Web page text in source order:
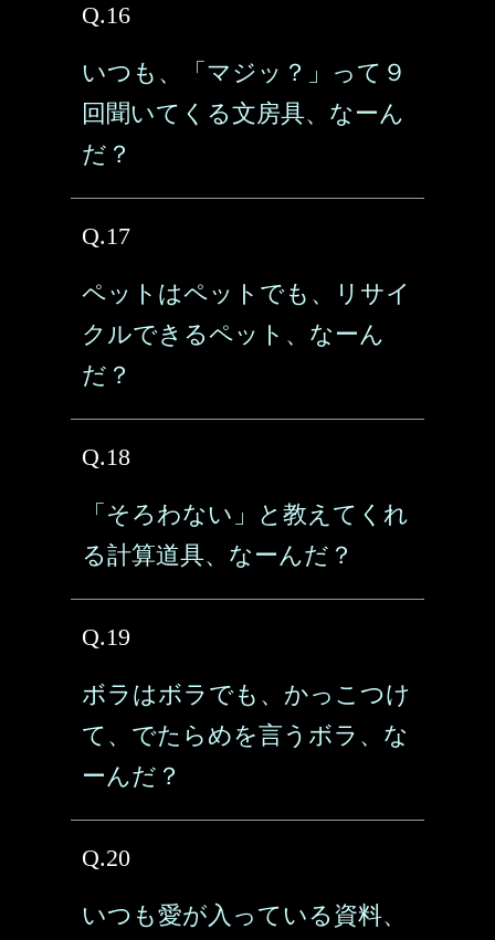
Q.16
いつも、「マジッ？」って９
回聞いてくる文房具、なーん
だ？
Q.17
ペットはペットでも、リサイ
クルできるペット、なーん
だ？
Q.18
「そろわない」と教えてくれ
る計算道具、なーんだ？
Q.19
ボラはボラでも、かっこつけ
て、でたらめを言うボラ、な
ーんだ？
Q.20
いつも愛が入っている資料、